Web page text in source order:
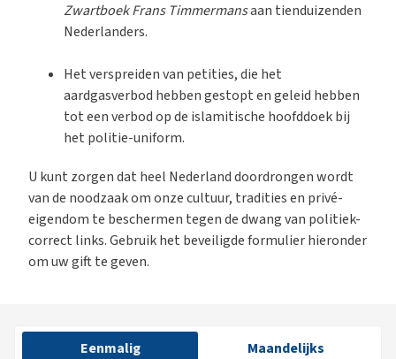
Zwartboek Frans Timmermansaan tienduizenden
Nederlanders.
Het verspreiden van petities, die het
aardgasverbod hebben gestopt en geleid hebben
tot een verbod op de islamitische hoofddoek bij
het politie-uniform.
U kunt zorgen dat heel Nederland doordrongen wordt
van de noodzaak om onze cultuur, tradities en privé-
eigendom te beschermen tegen de dwang van politiek-
correct links. Gebruik het beveiligde formulier hieronder
om uw gift te geven.
Eenmalig Maandelijks